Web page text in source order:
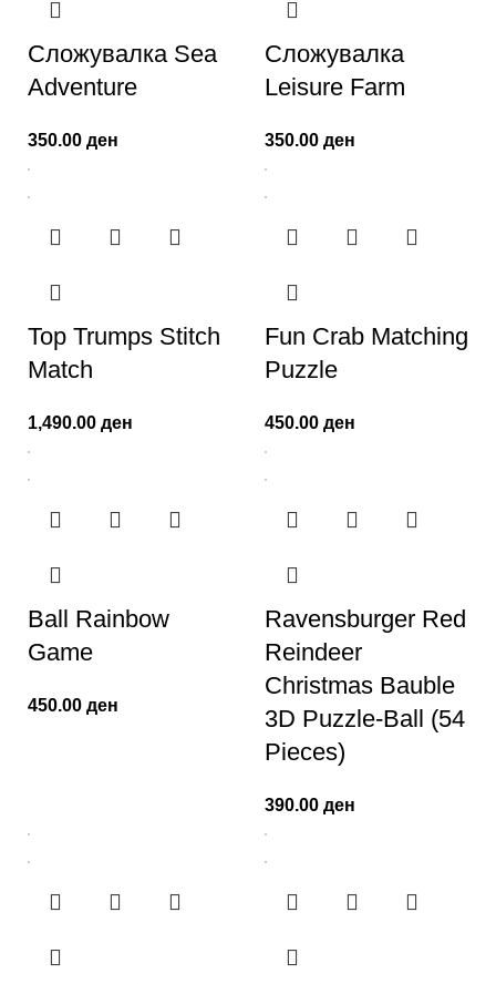
Сложувалка Sea
Adventure
350.00 ден
Сложувалка
Leisure Farm
350.00 ден
Top Trumps Stitch
Match
1,490.00 ден
Fun Crab Matching
Puzzle
450.00 ден
Ball Rainbow
Game
450.00 ден
Ravensburger Red
Reindeer
Christmas Bauble
3D Puzzle-Ball (54
Pieces)
390.00 ден